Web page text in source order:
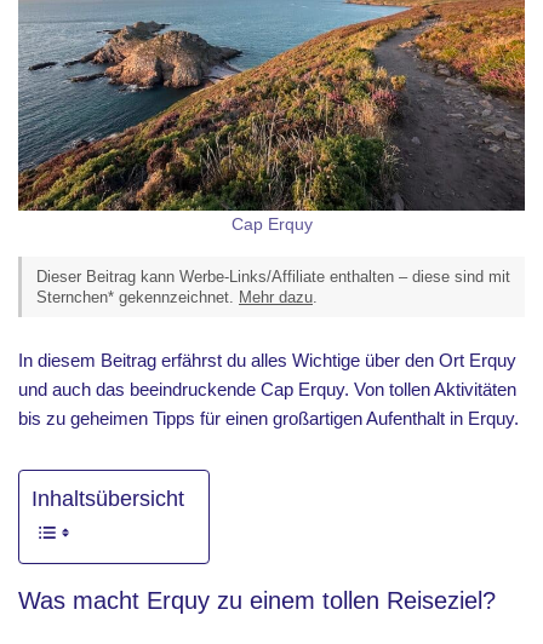
Cap Erquy
Dieser Beitrag kann Werbe-Links/Affiliate enthalten – diese sind mit
Sternchen* gekennzeichnet. Mehr dazu.
In diesem Beitrag erfährst du alles Wichtige über den Ort Erquy
und auch das beeindruckende Cap Erquy. Von tollen Aktivitäten
bis zu geheimen Tipps für einen großartigen Aufenthalt in Erquy.
Inhaltsübersicht
Was macht Erquy zu einem tollen Reiseziel?